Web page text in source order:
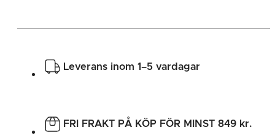
Leverans inom 1–5 vardagar
FRI FRAKT PÅ KÖP FÖR MINST 849 kr.